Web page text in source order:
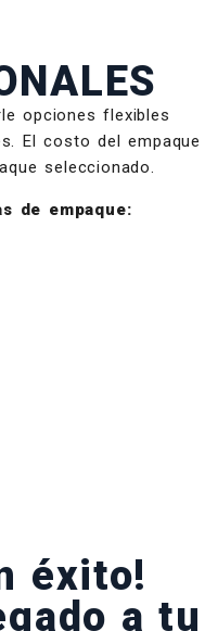
opciones flexibles
El costo del empaque
seleccionado.
de empaque:
éxito!
a tu